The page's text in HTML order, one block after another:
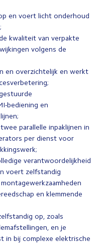
en voert licht onderhoud
kwaliteit van verpakte
volgens de
en overzichtelijk en werkt
bediening en
parallelle inpaklijnen in
per dienst voor
verantwoordelijkheid
voert zelfstandig
en klemmende
op, zoals
en je
in bij complexe elektrische